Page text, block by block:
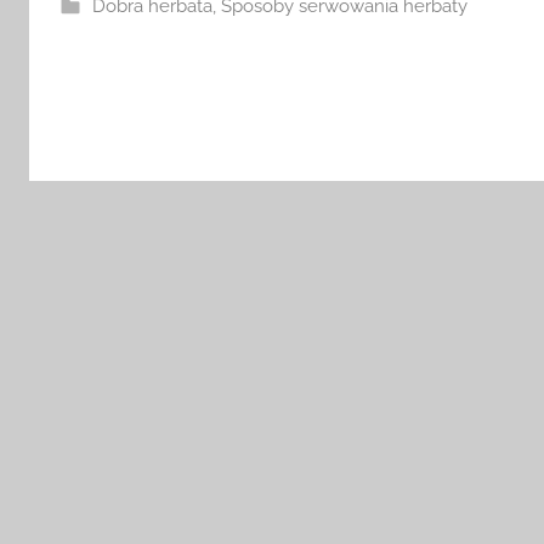
Dobra herbata, Sposoby serwowania herbaty